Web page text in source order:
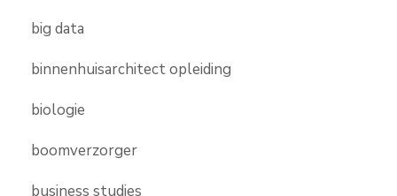
big data
binnenhuisarchitect opleiding
biologie
boomverzorger
business studies